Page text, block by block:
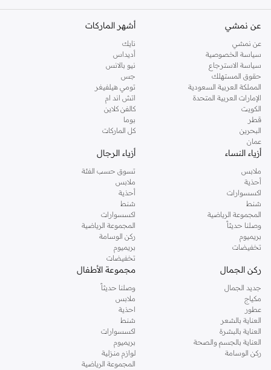
كنت تقومين بتجديد خزانة ملابسك الملائمة للعمل، البحث عن فستان مثالي للحفلات او
اليه.
تسوقي دوروثي بيركنز اون لاين مسقط
تسوقي دوروثي بيركنز اون لاين من نمشي واستمتعي باكثر من الف ستايل من مجموعة
دوروثي بيركنز الشهيرة. تصفحي المجموعة كاملة في متجر دوروثي بيركنز اون لاين او
استخدمي القائمة لتحديد تجربة تسوق دوروثي بيركنز اون لاين. خدمة التوصيل السريعة
والدعم الاستثنائي يضمن لك تجربة تسوق ممتعة دائما مع نمشي.
عن نمشي
عن نمشي
سياسة الخصوصية
سياسة الاسترجاع
حقوق المستهلك
المملكة العربية السعودية
الإمارات العربية المتحدة
الكويت
قطر
البحرين
عمان
أشهر الماركات
نايك
أديداس
نيو بالانس
جس
تومي هيلفيغر
اتش اند ام
كالفن كلاين
بوما
كل الماركات
أزياء النساء
ملابس
أحذية
اكسسوارات
شنط
المجموعة الرياضية
وصلنا حديثاً
بريميوم
تخفيضات
أزياء الرجال
تسوق حسب الفئة
ملابس
أحذية
شنط
اكسسوارات
المجموعة الرياضية
ركن الوسامة
بريميوم
تخفيضات
ركن الجمال
جديد الجمال
مكياج
عطور
العناية بالشعر
العناية بالبشرة
العناية بالجسم والصحة
ركن الوسامة
مجموعة الأطفال
وصلنا حديثاً
ملابس
احذية
شنط
اكسسوارات
بريميوم
لوازم منزلية
المجموعة الرياضية